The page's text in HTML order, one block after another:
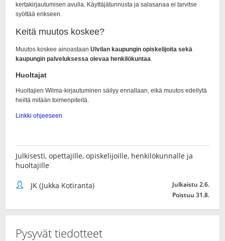
Julkisesti, opettajille, opiskelijoille, henkilökunnalle ja
huoltajille
JK (Jukka Kotiranta)
Julkaistu 2.6.
Poistuu 31.8.
Pysyvät tiedotteet